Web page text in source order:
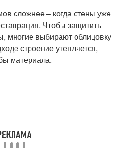
сложнее – когда стены уже
Чтобы защитить
многие выбирают облицовку
строение утепляется,
материала.